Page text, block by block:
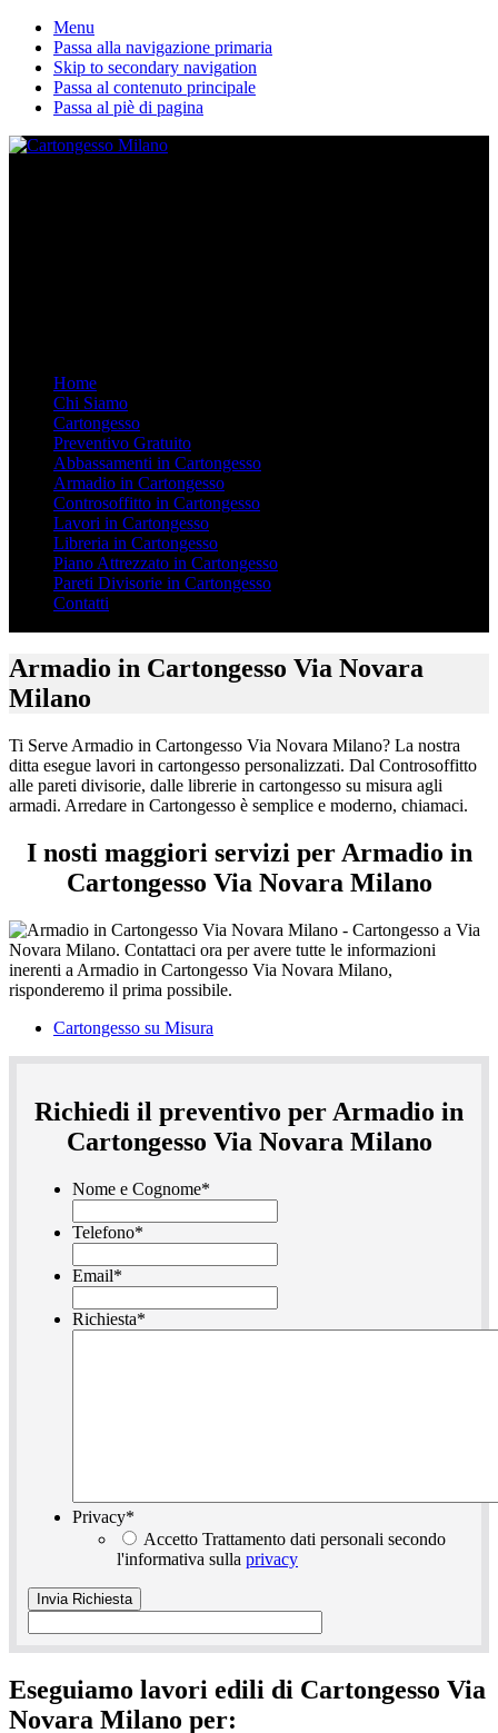
Menu
Passa alla navigazione primaria
Skip to secondary navigation
Passa al contenuto principale
Passa al piè di pagina
Home
Chi Siamo
Cartongesso
Preventivo Gratuito
Abbassamenti in Cartongesso
Armadio in Cartongesso
Controsoffitto in Cartongesso
Lavori in Cartongesso
Libreria in Cartongesso
Piano Attrezzato in Cartongesso
Pareti Divisorie in Cartongesso
Contatti
Armadio in Cartongesso Via Novara
Milano
Ti Serve Armadio in Cartongesso Via Novara Milano? La nostra
ditta esegue lavori in cartongesso personalizzati. Dal Controsoffitto
alle pareti divisorie, dalle librerie in cartongesso su misura agli
armadi. Arredare in Cartongesso è semplice e moderno, chiamaci.
I nosti maggiori servizi per Armadio in
Cartongesso Via Novara Milano
Cartongesso su Misura
Richiedi il preventivo per Armadio in
Cartongesso Via Novara Milano
Nome e Cognome*
Telefono*
Email*
Richiesta*
Privacy*
Accetto Trattamento dati personali secondo
l'informativa sulla privacy
Eseguiamo lavori edili di Cartongesso Via
Novara Milano per: